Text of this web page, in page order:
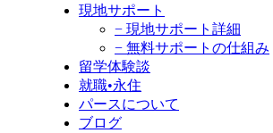
現地サポート
− 現地サポート詳細
− 無料サポートの仕組み
留学体験談
就職•永住
パースについて
ブログ